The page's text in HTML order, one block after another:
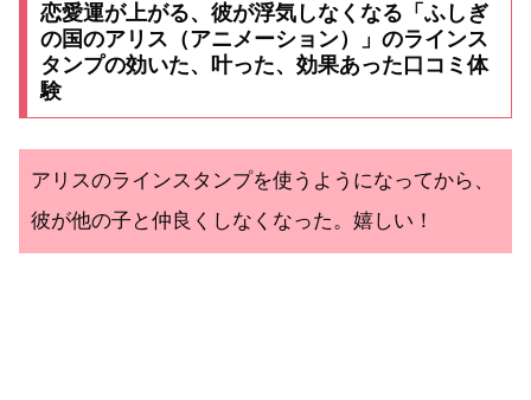
恋愛運が上がる、彼が浮気しなくなる「ふしぎ
の国のアリス（アニメーション）」のラインス
タンプの効いた、叶った、効果あった口コミ体
験
アリスのラインスタンプを使うようになってから、
彼が他の子と仲良くしなくなった。嬉しい！